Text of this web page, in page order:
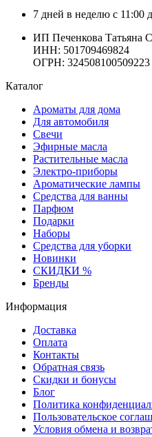
7 дней в неделю с 11:00
ИП Печенкова Татьяна
ИНН: 501709469824
ОГРН: 324508100509223
Каталог
Ароматы для дома
Для автомобиля
Свечи
Эфирные масла
Растительные масла
Электро-приборы
Ароматические лампы
Средства для ванны
Парфюм
Подарки
Наборы
Средства для уборки
Новинки
СКИДКИ %
Бренды
Информация
Доставка
Оплата
Контакты
Обратная связь
Скидки и бонусы
Блог
Политика
Пользовательское
Условия обмена и